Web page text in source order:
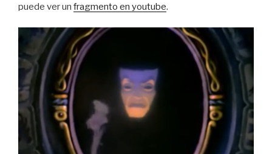
puede ver un fragmento en youtube.